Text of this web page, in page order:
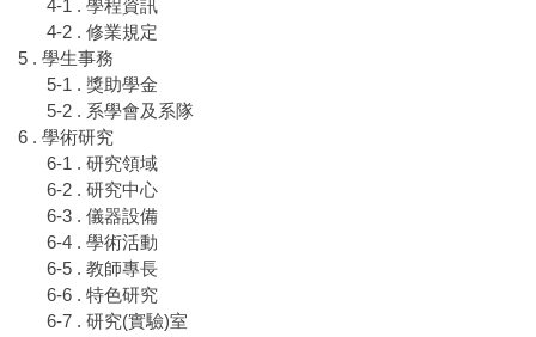
4-1 . 學程資訊
4-2 . 修業規定
5 . 學生事務
5-1 . 獎助學金
5-2 . 系學會及系隊
6 . 學術研究
6-1 . 研究領域
6-2 . 研究中心
6-3 . 儀器設備
6-4 . 學術活動
6-5 . 教師專長
6-6 . 特色研究
6-7 . 研究(實驗)室